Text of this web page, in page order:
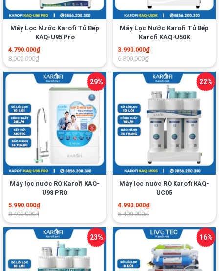
Máy Lọc Nước Karofi Tủ Bếp
KAQ-U95 Pro
4.790.000₫
8.000.000₫
Máy Lọc Nước Karofi Tủ Bếp
Karofi KAQ-U50K
3.990.000₫
6.800.000₫
Máy lọc nước RO Karofi KAQ-
U98 PRO
5.990.000₫
8.490.000₫
Máy lọc nước RO Karofi KAQ-
UC05
4.990.000₫
6.400.000₫